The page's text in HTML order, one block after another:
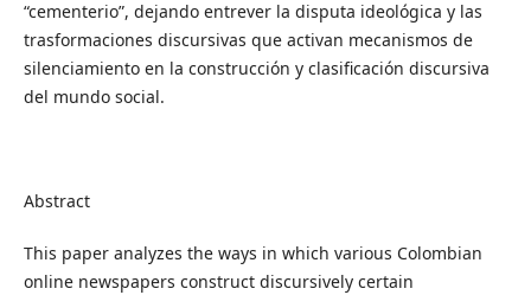
“cementerio”, dejando entrever la disputa ideológica y las
trasformaciones discursivas que activan mecanismos de
silenciamiento en la construcción y clasificación discursiva
del mundo social.
Abstract
This paper analyzes the ways in which various Colombian
online newspapers construct discursively certain